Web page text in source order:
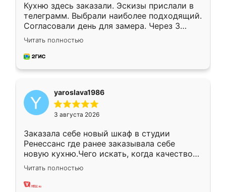
Кухню здесь заказали. Эскизы прислали в
телеграмм. Выбрали наиболее подходящий.
Согласовали день для замера. Через 3
недели кухня была уже готова. Остались
довольны работой. Спасибо Ренессанс
мебель за качественную работу!
Читать полностью
yaroslava1986
3 августа 2026
Заказала себе новый шкаф в студии
Ренессанс где ранее заказывала себе
новую кухню.Чего искать, когда качеством
вполне довольна. Служит кухня уже почти
два года, нареканий нет.
Читать полностью